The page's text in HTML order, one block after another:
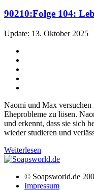
90210:Folge 104:
Update: 13. Oktober 2025
Naomi und Max
Eheprobleme zu lösen.
und erkennt, dass sie sich
wieder studieren und
Weiterlesen
© Soapsworld.de
Impressum